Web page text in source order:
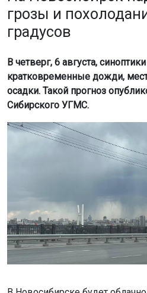
грозы и
градусов
В четверг, 6 августа,
кратковременные дожди,
осадки. Такой прогноз
Сибирского УГМС.